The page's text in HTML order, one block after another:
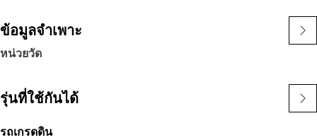
ข้อมูลจำเพาะ
หน่วยวัด
รุ่นที่ใช้กันได้
รถเกรดดิน